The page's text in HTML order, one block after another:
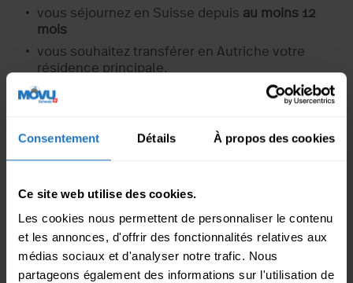
Consentement Détails À propos des cookies
Ce site web utilise des cookies.
Les cookies nous permettent de personnaliser le contenu
et les annonces, d'offrir des fonctionnalités relatives aux
médias sociaux et d'analyser notre trafic. Nous
partageons également des informations sur l'utilisation de
vous séjournez en Suisse depuis au moins 12
mois
vous souhaitez transférer en Autriche votre
résidence principale.
vous transportez vos effets personnels, destinés
à votre usage personnel ou aux besoins du
vous ne vendez pas vos biens dans les 12 mois
suivants votre déménagement.
personnelsdepuis au moins 6 mois
de votre déménagement.
Retrouvez plus d’informations sur lesite officiel du
gouvernement